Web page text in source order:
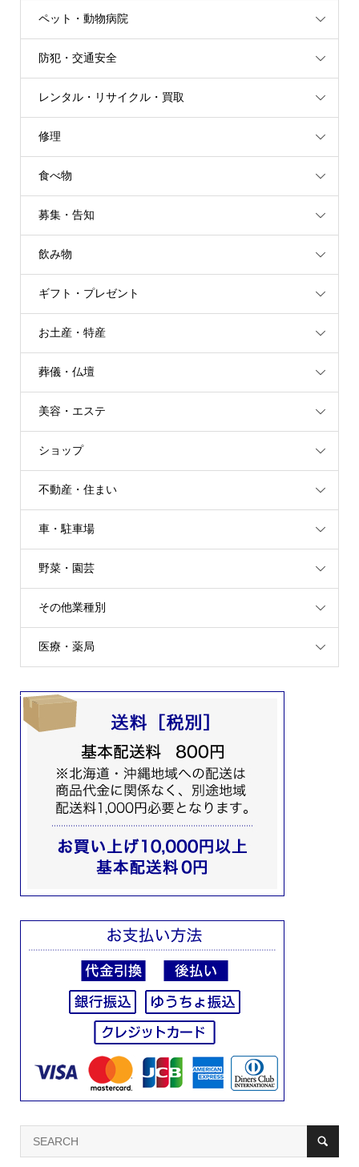
ペット・動物病院
防犯・交通安全
レンタル・リサイクル・買取
修理
食べ物
募集・告知
飲み物
ギフト・プレゼント
お土産・特産
葬儀・仏壇
美容・エステ
ショップ
不動産・住まい
車・駐車場
野菜・園芸
その他業種別
医療・薬局